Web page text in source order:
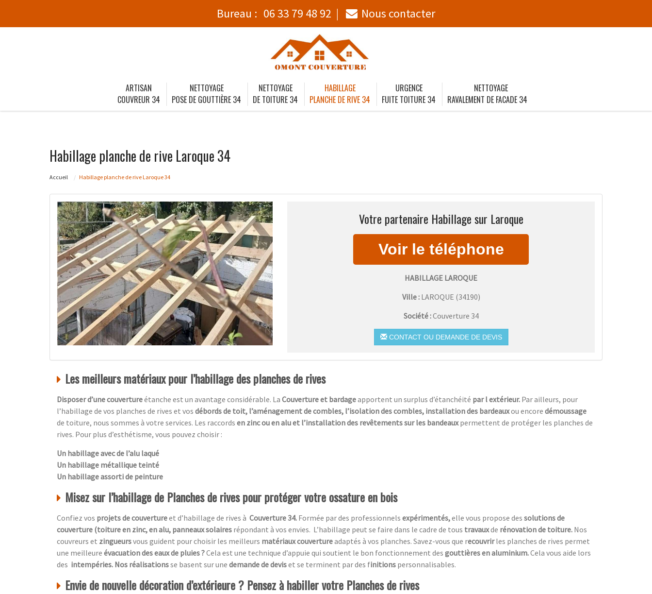
Bureau : 06 33 79 48 92 Nous contacter
ARTISAN
COUVREUR 34
NETTOYAGE
POSE DE GOUTTIÈRE 34
NETTOYAGE
DE TOITURE 34
HABILLAGE
PLANCHE DE RIVE 34
URGENCE
FUITE TOITURE 34
NETTOYAGE
RAVALEMENT DE FACADE 34
Habillage planche de rive Laroque 34
Accueil Habillage planche de rive Laroque 34
Votre partenaire Habillage sur Laroque
HABILLAGE LAROQUE
Ville : LAROQUE (34190)
Société :Couverture 34
CONTACT OU DEMANDE DE DEVIS
Les meilleurs matériaux pour l’habillage des planches de rives
Disposer d’une couvertureétanche est un avantage considérable. La Couverture et bardageapportent un surplus d’étanchéité par l extérieur. Par ailleurs, pour
l’habillage de vos planches de rives et vos débords de toit, l’aménagement de combles, l’isolation des combles, installation des bardeauxou encore démoussage
de toiture, nous sommes à votre services. Les raccords en zinc ou en alu et l’installation des revêtements sur les bandeauxpermettent de protéger les planches de
rives. Pour plus d’esthétisme, vous pouvez choisir :
Un habillage avec de l’alu laqué
Un habillage métallique teinté
Un habillage assorti de peinture
Misez sur l’habillage de Planches de rives pour protéger votre ossature en bois
Confiez vos projets de couvertureet d’habillage de rives à Couverture 34. Formée par des professionnels expérimentés,elle vous propose des solutions de
couverture (toiture en zinc, en alu, panneaux solaires répondant à vos envies. L’habillage peut se faire dans le cadre de tous travauxde rénovation de toiture. Nos
couvreurs et zingueursvous guident pour choisir les meilleurs matériaux couvertureadaptés à vos planches. Savez-vous que recouvrirles planches de rives permet
une meilleure évacuation des eaux de pluies ?Cela est une technique d’appuie qui soutient le bon fonctionnement des gouttières en aluminium.Cela vous aide lors
des intempéries. Nos réalisationsse basent sur une demande de deviset se terminent par des finitions personnalisables.
Envie de nouvelle décoration d’extérieure ? Pensez à habiller votre Planches de rives